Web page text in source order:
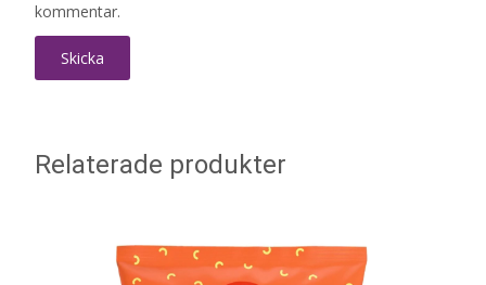
kommentar.
Relaterade produkter